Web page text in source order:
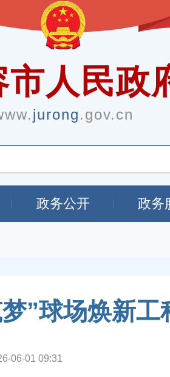
市人民政
jurong.gov.cn
政务公开 政务
”球场焕新
06-01 09:31